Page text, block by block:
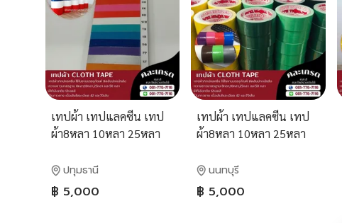
เทปผ้า เทปแลคซีน เทป
ผ้า8หลา 10หลา 25หลา
ปทุมธานี
฿ 5,000
เทปผ้า เทปแลคซีน เทป
ผ้า8หลา 10หลา 25หลา
นนทบุรี
฿ 5,000